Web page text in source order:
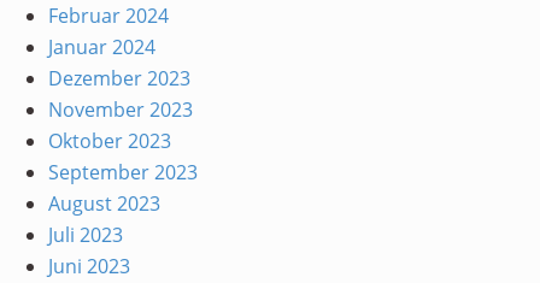
Februar 2024
Januar 2024
Dezember 2023
November 2023
Oktober 2023
September 2023
August 2023
Juli 2023
Juni 2023